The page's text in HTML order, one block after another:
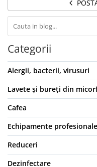
Categorii
Alergii, bacterii, virusuri
Lavete și bureți din
Cafea
Echipamente profesionale
Reduceri
Dezinfectare